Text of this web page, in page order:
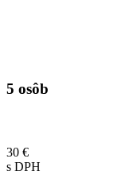
5 osôb
30 €
s DPH